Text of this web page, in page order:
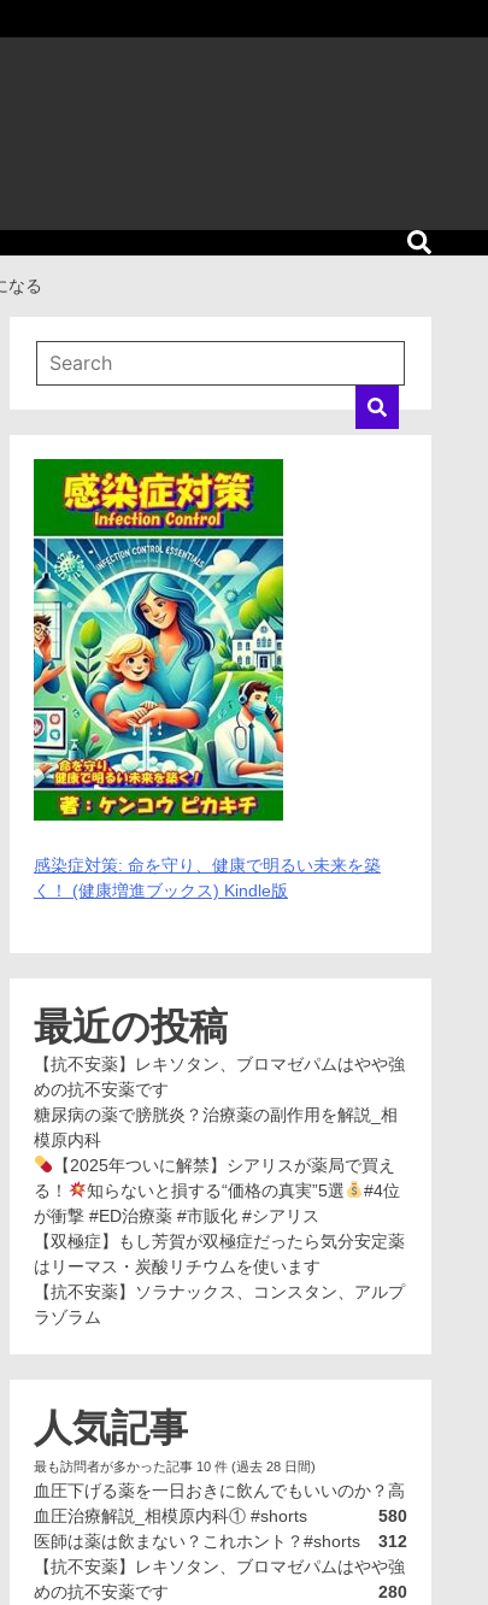
なる
感染症対策: 命を守り、健康で明るい未来を築
く！ (健康増進ブックス) Kindle版
最近の投稿
【抗不安薬】レキソタン、ブロマゼパムはやや強
めの抗不安薬です
糖尿病の薬で膀胱炎？治療薬の副作用を解説_相
模原内科
【2025年ついに解禁】シアリスが薬局で買え
る！
知らないと損する“価格の真実”5選
#4位
が衝撃 #ED治療薬 #市販化 #シアリス
【双極症】もし芳賀が双極症だったら気分安定薬
はリーマス・炭酸リチウムを使います
【抗不安薬】ソラナックス、コンスタン、アルプ
ラゾラム
人気記事
最も訪問者が多かった記事 10 件 (過去 28 日間)
血圧下げる薬を一日おきに飲んでもいいのか？高
血圧治療解説_相模原内科① #shorts
580
医師は薬は飲まない？これホント？#shorts
312
【抗不安薬】レキソタン、ブロマゼパムはやや強
めの抗不安薬です
280